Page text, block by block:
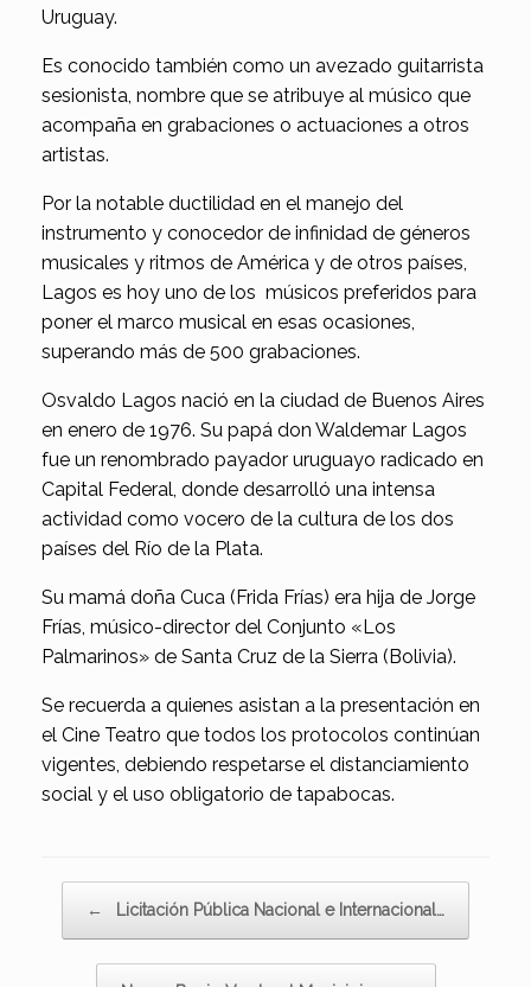
Uruguay.
Es conocido también como un avezado guitarrista
sesionista, nombre que se atribuye al músico que
acompaña en grabaciones o actuaciones a otros
artistas.
Por la notable ductilidad en el manejo del
instrumento y conocedor de infinidad de géneros
musicales y ritmos de América y de otros países,
Lagos es hoy uno de los músicos preferidos para
poner el marco musical en esas ocasiones,
superando más de 500 grabaciones.
Osvaldo Lagos nació en la ciudad de Buenos Aires
en enero de 1976. Su papá don Waldemar Lagos
fue un renombrado payador uruguayo radicado en
Capital Federal, donde desarrolló una intensa
actividad como vocero de la cultura de los dos
países del Río de la Plata.
Su mamá doña Cuca (Frida Frías) era hija de Jorge
Frías, músico-director del Conjunto «Los
Palmarinos» de Santa Cruz de la Sierra (Bolivia).
Se recuerda a quienes asistan a la presentación en
el Cine Teatro que todos los protocolos continúan
vigentes, debiendo respetarse el distanciamiento
social y el uso obligatorio de tapabocas.
← Licitación Pública Nacional e Internacional…